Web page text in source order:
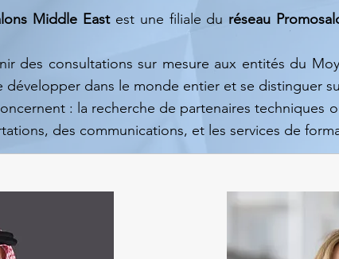
Middle Eastest une filiale du réseau
des consultations sur mesure aux entités du
dans le monde entier et se distinguer
: la recherche de partenaires techniques
des communications, et les services de